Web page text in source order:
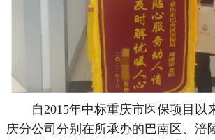
自2015年中标重庆市医保项目以
庆分公司分别在所承办的巴南区、涪